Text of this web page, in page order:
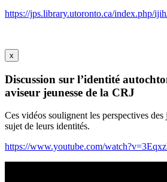
https://jps.library.utoronto.ca/index.php/
x
Discussion sur l’identité
aviseur jeunesse de la CRJ
Ces vidéos soulignent les perspectives des
sujet de leurs identités.
https://www.youtube.com/